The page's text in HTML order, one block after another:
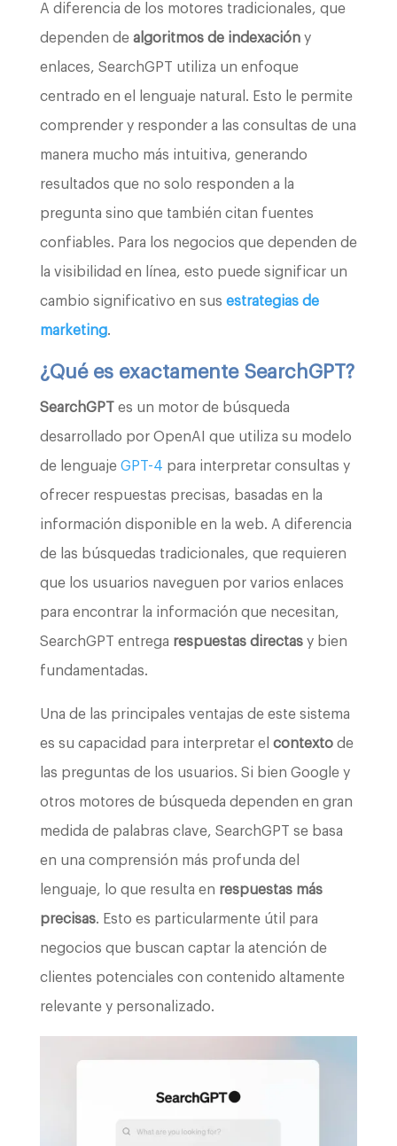
A diferencia de los motores tradicionales, que
dependen de algoritmos de indexacióny
enlaces, SearchGPT utiliza un enfoque
centrado en el lenguaje natural. Esto le permite
comprender y responder a las consultas de una
manera mucho más intuitiva, generando
resultados que no solo responden a la
pregunta sino que también citan fuentes
confiables. Para los negocios que dependen de
la visibilidad en línea, esto puede significar un
cambio significativo en sus estrategias de
marketing.
¿Qué es exactamente SearchGPT?
SearchGPT es un motor de búsqueda
desarrollado por OpenAI que utiliza su modelo
de lenguaje GPT-4 para interpretar consultas y
ofrecer respuestas precisas, basadas en la
información disponible en la web. A diferencia
de las búsquedas tradicionales, que requieren
que los usuarios naveguen por varios enlaces
para encontrar la información que necesitan,
SearchGPT entrega respuestas directasy bien
fundamentadas.
Una de las principales ventajas de este sistema
es su capacidad para interpretar el contextode
las preguntas de los usuarios. Si bien Google y
otros motores de búsqueda dependen en gran
medida de palabras clave, SearchGPT se basa
en una comprensión más profunda del
lenguaje, lo que resulta en respuestas más
precisas. Esto es particularmente útil para
negocios que buscan captar la atención de
clientes potenciales con contenido altamente
relevante y personalizado.